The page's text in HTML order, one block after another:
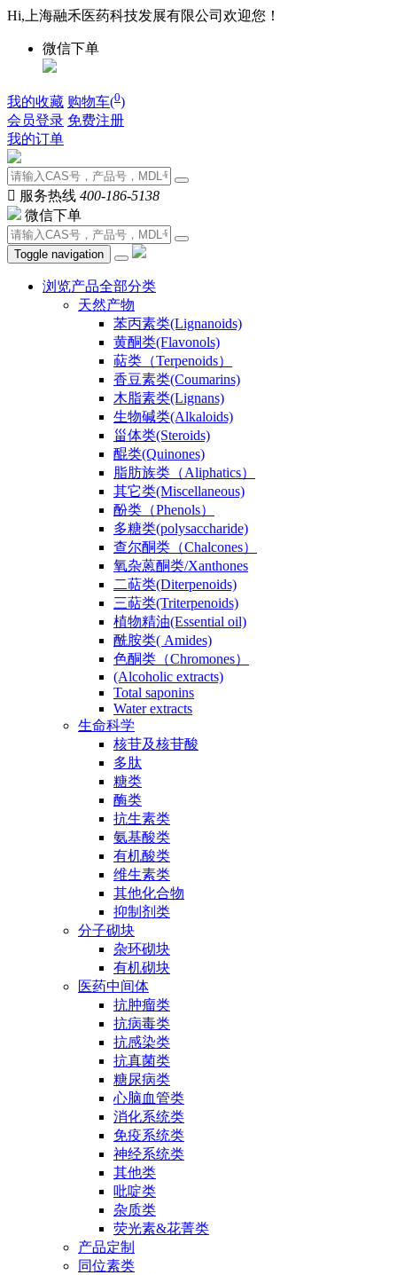
Hi,上海融禾医药科技发展有限公司欢迎您！
微信下单
我的收藏 购物车(0)
会员登录 免费注册
我的订单
 服务热线 400-186-5138
微信下单
Toggle navigation
浏览产品全部分类
天然产物
苯丙素类(Lignanoids)
黄酮类(Flavonols)
萜类（Terpenoids）
香豆素类(Coumarins)
木脂素类(Lignans)
生物碱类(Alkaloids)
甾体类(Steroids)
醌类(Quinones)
脂肪族类（Aliphatics）
其它类(Miscellaneous)
酚类（Phenols）
多糖类(polysaccharide)
查尔酮类（Chalcones）
氧杂蒽酮类/Xanthones
二萜类(Diterpenoids)
三萜类(Triterpenoids)
植物精油(Essential oil)
酰胺类( Amides)
色酮类（Chromones）
(Alcoholic extracts)
Total saponins
Water extracts
生命科学
核苷及核苷酸
多肽
糖类
酶类
抗生素类
氨基酸类
有机酸类
维生素类
其他化合物
抑制剂类
分子砌块
杂环砌块
有机砌块
医药中间体
抗肿瘤类
抗病毒类
抗感染类
抗真菌类
糖尿病类
心脑血管类
消化系统类
免疫系统类
神经系统类
其他类
吡啶类
杂质类
荧光素&花菁类
产品定制
同位素类